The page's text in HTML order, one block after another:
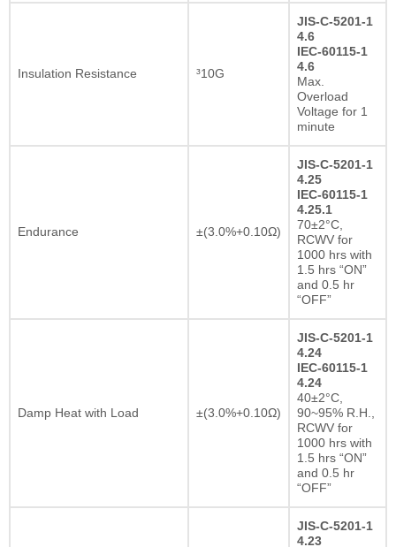
Insulation Resistance ³10G
JIS-C-5201-1
4.6
IEC-60115-1
4.6
Max.
Overload
Voltage for 1
minute
Endurance ±(3.0%+0.10Ω)
JIS-C-5201-1
4.25
IEC-60115-1
4.25.1
70±2°C,
RCWV for
1000 hrs with
1.5 hrs “ON”
and 0.5 hr
“OFF”
Damp Heat with Load ±(3.0%+0.10Ω)
JIS-C-5201-1
4.24
IEC-60115-1
4.24
40±2°C,
90~95% R.H.,
RCWV for
1000 hrs with
1.5 hrs “ON”
and 0.5 hr
“OFF”
JIS-C-5201-1
4.23